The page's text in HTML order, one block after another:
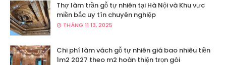
Thợ làm trần gỗ tự nhiên tại Hà Nội và Khu vực
miền bắc uy tín chuyên nghiệp
THÁNG 11 13, 2025
Chi phí làm vách gỗ tự nhiên giá bao nhiêu tiền
1m2 2027 theo m2 hoàn thiện trọn gói